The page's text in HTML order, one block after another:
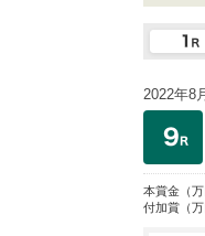
2022年8
本賞金 （
付加賞 （